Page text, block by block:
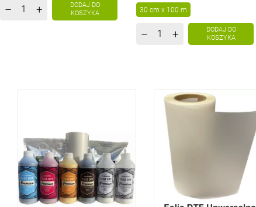
– +
DODAJ DO
KOSZYKA
30 cm x 100 m
– +
DODAJ DO
KOSZYKA